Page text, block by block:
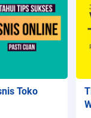
Toko